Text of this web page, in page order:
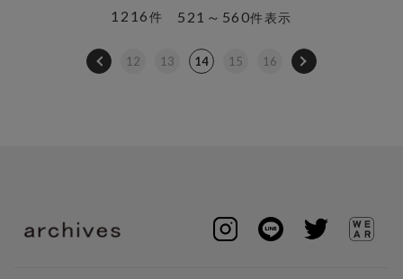
521～560件表示
1216件
12 13 14 15 16